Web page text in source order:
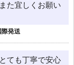
た宜しくお願い
際発送
ても丁寧で安心